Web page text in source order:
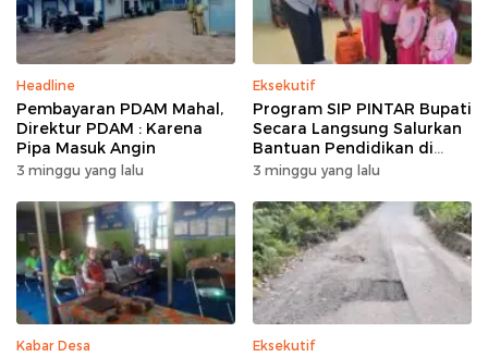
Headline
Pembayaran PDAM Mahal,
Direktur PDAM : Karena
Pipa Masuk Angin
3 minggu yang lalu
Eksekutif
Program SIP PINTAR Bupati
Secara Langsung Salurkan
Bantuan Pendidikan di
Desa Mampuak ll
3 minggu yang lalu
Kabar Desa Eksekutif